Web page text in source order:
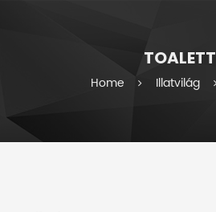
TOALETT
Home Illatvilág